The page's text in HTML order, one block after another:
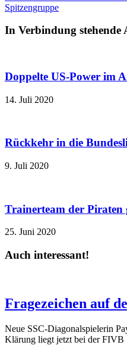
Spitzengruppe
In Verbindung stehende
Doppelte US-Power im
14. Juli 2020
Rückkehr in die
9. Juli 2020
Trainerteam der Piraten
25. Juni 2020
Auch interessant!
Fragezeichen auf
Neue SSC-Diagonalspielerin
Klärung liegt jetzt bei der